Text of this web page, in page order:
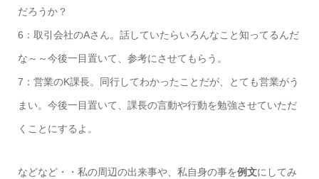
だろうか？
6：取引会社のAさん。話していたらいろんなこと知ってるんだ
な～～今後一目置いて、参考にさせてもらう。
7：営業のK課長。同行してわかったことだが、とても営業がう
まい。今後一目置いて、課長の言動や行動を勉強させていただ
くことにするよ。
などなど・・私の周辺の出来事や、私自身の事を例文にしてみ